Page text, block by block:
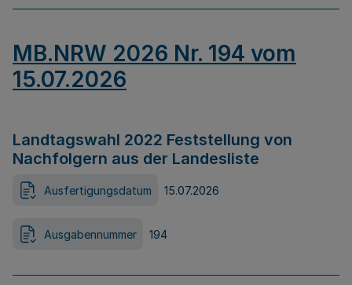
MB.NRW 2026 Nr. 194 vom
15.07.2026
Landtagswahl 2022 Feststellung von
Nachfolgern aus der Landesliste
Ausfertigungsdatum 15.07.2026
Ausgabennummer 194